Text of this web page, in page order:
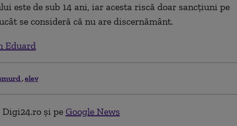
este de sub 14 ani, iar acesta riscă doar sancțiuni pe
se consideră că nu are discernământ.
Eduard
elev
și pe Google News